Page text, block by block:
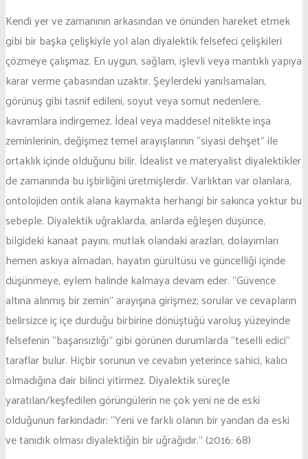
Kendi yer ve zamanının arkasından ve önünden hareket etmek
gibi bir başka çelişkiyle yol alan diyalektik felsefeci çelişkileri
çözmeye çalışmaz. En uygun, sağlam, işlevli veya mantıklı yapıya
karar verme çabasından uzaktır. Şeylerdeki yanılsamaları,
görünüş gibi tasnif edileni, soyut veya somut nedenlere,
kavramlara indirgemez. İdeal veya maddesel nitelikte inşa
zeminlerinin, değişmez temel arayışlarının “siyasi dehşet” ile
ortaklık içinde olduğunu bilir. İdealist ve materyalist diyalektikler
de zamanında bu işbirliğini üretmişlerdir. Varlıktan var olanlara,
ontolojiden ontik alana kaymakta herhangi bir sakınca yoktur bu
sebeple. Diyalektik uğraklarda, anlarda eğleşen düşünce,
bilgideki kanaat payını, mutlak olandaki arazları, dolayımları
hemen askıya almadan, hayatın gürültüsü ve güncelliği içinde
düşünmeye, eylem halinde kalmaya devam eder. “Güvence
altına alınmış bir zemin” arayışına girişmez; sorular ve cevapların
belirsizce iç içe durduğu birbirine dönüştüğü varoluş yüzeyinde
felsefenin “başarısızlığı” gibi görünen durumlarda “teselli edici”
taraflar bulur. Hiçbir sorunun ve cevabın yeterince sahici, kalıcı
olmadığına dair bilinci yitirmez. Diyalektik süreçle
yaratılan/keşfedilen görüngülerin ne çok yeni ne de eski
olduğunun farkındadır: “Yeni ve farklı olanın bir yandan da eski
ve tanıdık olması diyalektiğin bir uğrağıdır.” (2016: 68)